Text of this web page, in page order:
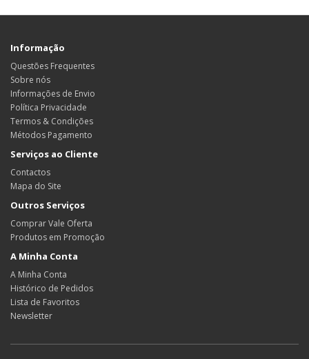
Informação
Questões Frequentes
Sobre nós
Informações de Envio
Política Privacidade
Termos & Condições
Métodos Pagamento
Serviços ao Cliente
Contactos
Mapa do Site
Outros Serviços
Comprar Vale Oferta
Produtos em Promoção
A Minha Conta
A Minha Conta
Histórico de Pedidos
Lista de Favoritos
Newsletter